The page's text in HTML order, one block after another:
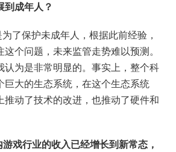
到成年人？
了保护未成年人，根据此前经验，
个问题，未来监管走势难以预测。
认为是非常明显的。事实上，整个科
巨大的生态系统，在这个生态系统
推动了技术的改进，也推动了硬件和
戏行业的收入已经增长到新常态，